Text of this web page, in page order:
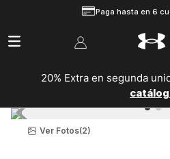
Paga hasta en 6
20% Extra en segunda
Ver Fotos(2)